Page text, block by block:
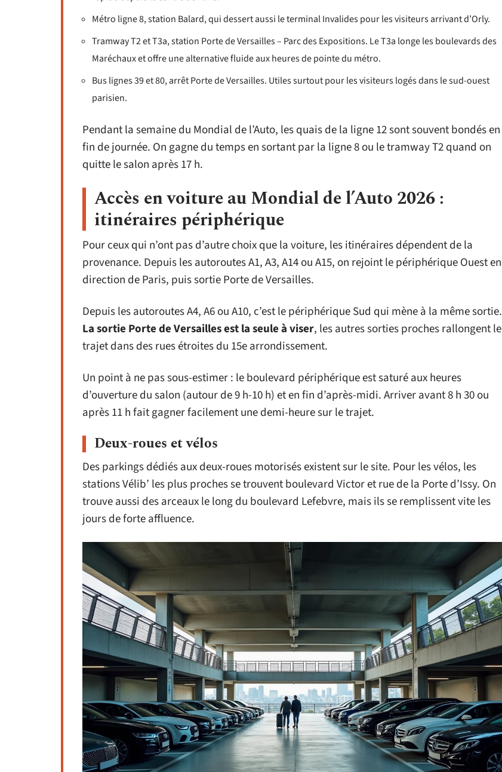
Métro ligne 8, station Balard, qui dessert aussi le terminal Invalides pour les visiteurs arrivant d’Orly.
Tramway T2 et T3a, station Porte de Versailles – Parc des Expositions. Le T3a longe les boulevards des
Maréchaux et offre une alternative fluide aux heures de pointe du métro.
Bus lignes 39 et 80, arrêt Porte de Versailles. Utiles surtout pour les visiteurs logés dans le sud-ouest
parisien.
Pendant la semaine du Mondial de l’Auto, les quais de la ligne 12 sont souvent bondés en
fin de journée. On gagne du temps en sortant par la ligne 8 ou le tramway T2 quand on
quitte le salon après 17 h.
Accès en voiture au Mondial de l’Auto 2026 :
itinéraires périphérique
Pour ceux qui n’ont pas d’autre choix que la voiture, les itinéraires dépendent de la
provenance. Depuis les autoroutes A1, A3, A14 ou A15, on rejoint le périphérique Ouest en
direction de Paris, puis sortie Porte de Versailles.
Depuis les autoroutes A4, A6 ou A10, c’est le périphérique Sud qui mène à la même sortie.
La sortie Porte de Versailles est la seule à viser, les autres sorties proches rallongent le
trajet dans des rues étroites du 15e arrondissement.
Un point à ne pas sous-estimer : le boulevard périphérique est saturé aux heures
d’ouverture du salon (autour de 9 h-10 h) et en fin d’après-midi. Arriver avant 8 h 30 ou
après 11 h fait gagner facilement une demi-heure sur le trajet.
Deux-roues et vélos
Des parkings dédiés aux deux-roues motorisés existent sur le site. Pour les vélos, les
stations Vélib’ les plus proches se trouvent boulevard Victor et rue de la Porte d’Issy. On
trouve aussi des arceaux le long du boulevard Lefebvre, mais ils se remplissent vite les
jours de forte affluence.